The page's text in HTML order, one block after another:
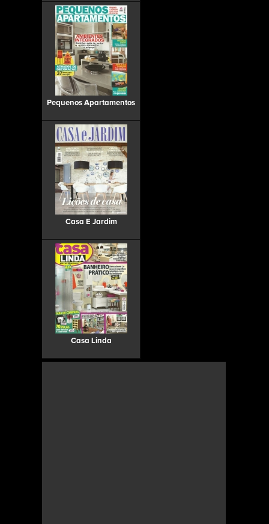
Pequenos Apartamentos
Casa E Jardim
Casa Linda